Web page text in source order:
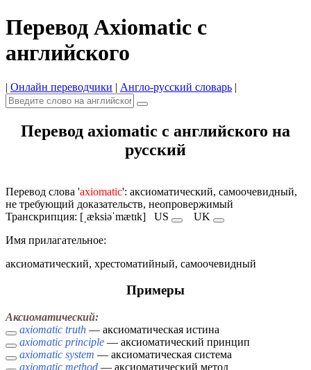
Перевод Axiomatic с
английского
| Онлайн переводчики | Англо-русский словарь |
Перевод axiomatic с английского на
русский
Перевод слова 'axiomatic': аксиоматический, самоочевидный,
не требующий доказательств, неопровержимый
Транскрипция: [ˌæksiəˈmætɪk] US
UK
Имя прилагательное:
аксиоматический, хрестоматийный, самоочевидный
Примеры
Аксиоматический:
axiomatic truth — аксиоматическая истина
axiomatic principle — аксиоматический принцип
axiomatic system — аксиоматическая система
axiomatic method — аксиоматический метод